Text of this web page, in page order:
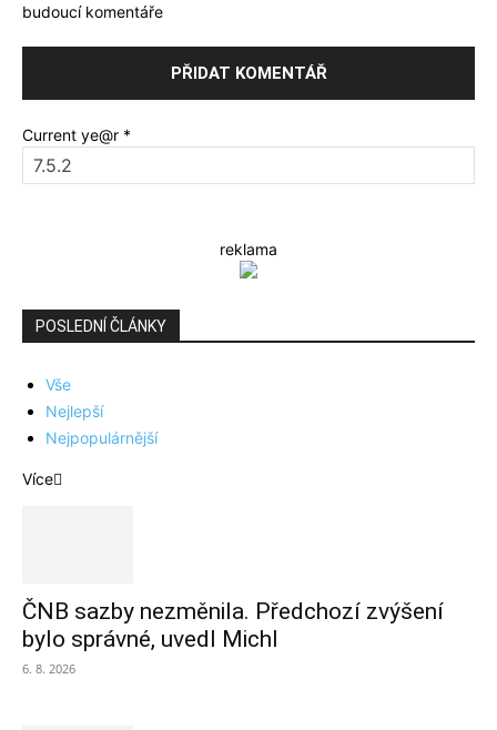
budoucí komentáře
Current ye@r *
reklama
POSLEDNÍ ČLÁNKY
Vše
Nejlepší
Nejpopulárnější
Více
ČNB sazby nezměnila. Předchozí zvýšení
bylo správné, uvedl Michl
6. 8. 2026